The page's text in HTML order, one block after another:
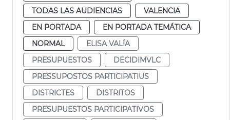
TODAS LAS AUDIENCIAS
VALENCIA
EN PORTADA
EN PORTADA TEMÁTICA
NORMAL
ELISA VALÍA
PRESUPUESTOS
DECIDIMVLC
PRESSUPOSTOS PARTICIPATIUS
DISTRICTES
DISTRITOS
PRESUPUESTOS PARTICIPATIVOS